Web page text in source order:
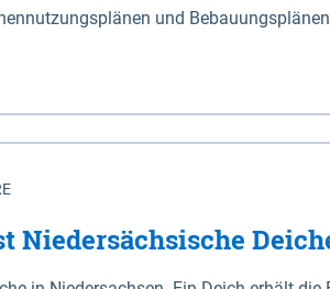
und
Niedersächsische